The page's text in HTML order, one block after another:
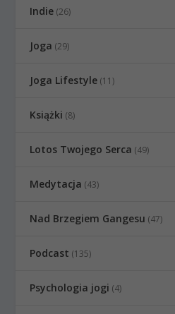
Indie (26)
Joga (29)
Joga Lifestyle (11)
Książki (8)
Lotos Twojego Serca (49)
Medytacja (43)
Nad Brzegiem Gangesu (47)
Podcast (135)
Psychologia jogi (4)